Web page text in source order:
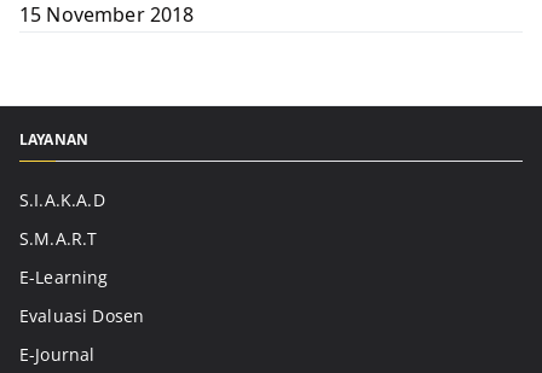
15 November 2018
LAYANAN
S.I.A.K.A.D
S.M.A.R.T
E-Learning
Evaluasi Dosen
E-Journal